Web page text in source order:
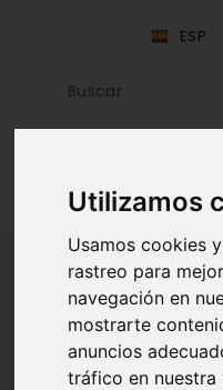
Utilizamos
Usamos cookies
rastreo para
navegación en
mostrarte
anuncios
tráfico en
ESP
Inicio